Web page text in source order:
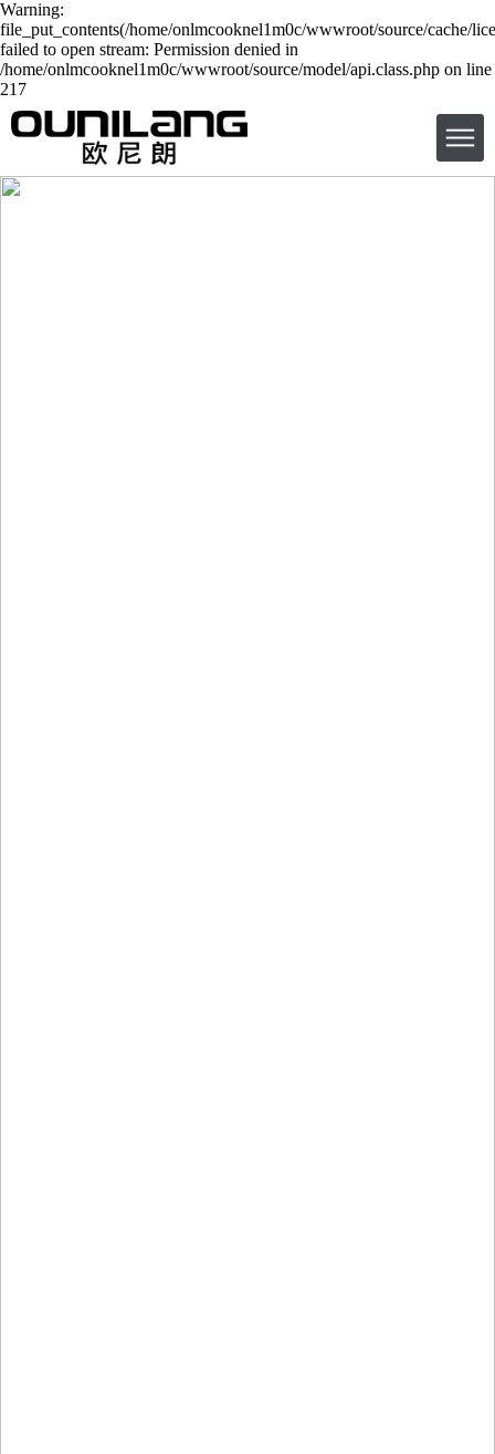
Warning:
file_put_contents(/home/onlmcooknel1m0c/wwwroot/source/cache/
failed to open stream: Permission denied in
/home/onlmcooknel1m0c/wwwroot/source/model/api.class.php on line
217